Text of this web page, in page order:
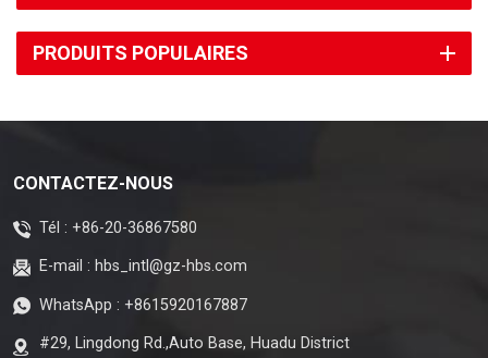
PRODUITS POPULAIRES
CONTACTEZ-NOUS
Tél : +86-20-36867580
E-mail : hbs_intl@gz-hbs.com
WhatsApp : +8615920167887
#29, Lingdong Rd.,Auto Base, Huadu District